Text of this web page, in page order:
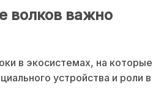
волков важно
в экосистемах, на которые
устройства и роли в